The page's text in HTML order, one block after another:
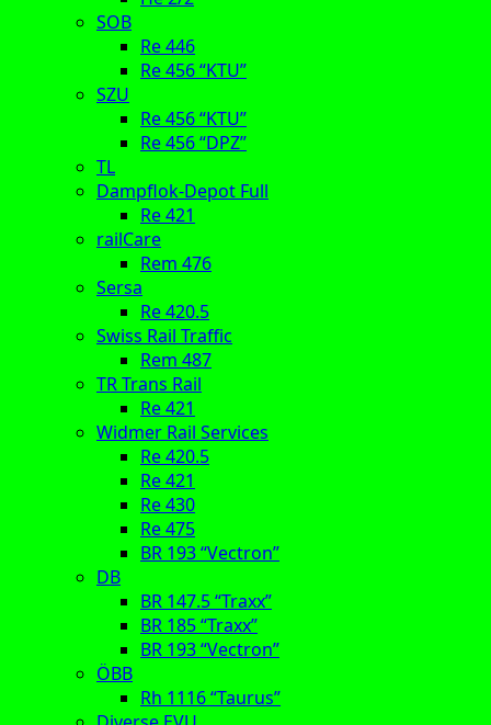
SOB
Re 446
Re 456 “KTU”
SZU
Re 456 “KTU”
Re 456 “DPZ”
TL
Dampflok-Depot Full
Re 421
railCare
Rem 476
Sersa
Re 420.5
Swiss Rail Traffic
Rem 487
TR Trans Rail
Re 421
Widmer Rail Services
Re 420.5
Re 421
Re 430
Re 475
BR 193 “Vectron”
DB
BR 147.5 “Traxx”
BR 185 “Traxx”
BR 193 “Vectron”
ÖBB
Rh 1116 “Taurus”